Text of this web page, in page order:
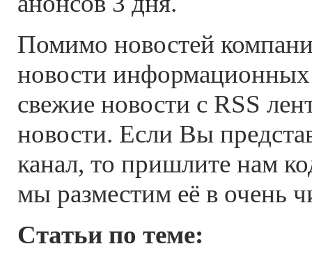
Помимо новостей
новости
свежие новости с RSS
новости. Если Вы
канал, то пришлите нам
мы разместим её в очень
Статьи по теме: